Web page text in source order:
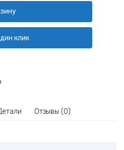
клик
Отзывы (0)